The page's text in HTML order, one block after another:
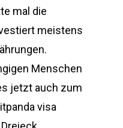
mal die
meistens
Menschen
jetzt auch zum
visa